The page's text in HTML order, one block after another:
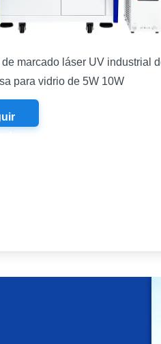
de marcado láser UV industrial
para vidrio de 5W 10W